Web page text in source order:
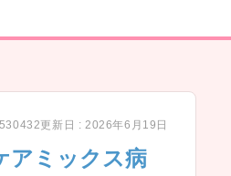
更新日 : 2026年6月19日
アミックス病